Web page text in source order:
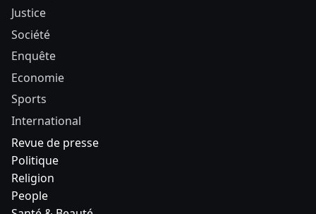
Justice
Société
Enquête
Economie
Sports
International
Revue de presse
Politique
Religion
People